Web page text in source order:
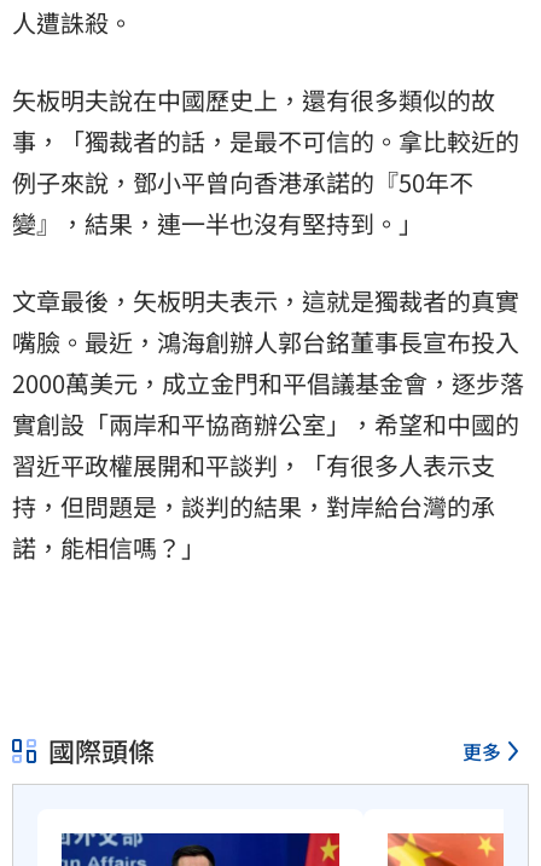
人遭誅殺。
矢板明夫說在中國歷史上，還有很多類似的故
事，「獨裁者的話，是最不可信的。拿比較近的
例子來說，鄧小平曾向香港承諾的『50年不
變』，結果，連一半也沒有堅持到。」
文章最後，矢板明夫表示，這就是獨裁者的真實
嘴臉。最近，鴻海創辦人郭台銘董事長宣布投入
2000萬美元，成立金門和平倡議基金會，逐步落
實創設「兩岸和平協商辦公室」，希望和中國的
習近平政權展開和平談判，「有很多人表示支
持，但問題是，談判的結果，對岸給台灣的承
諾，能相信嗎？」
國際頭條 更多